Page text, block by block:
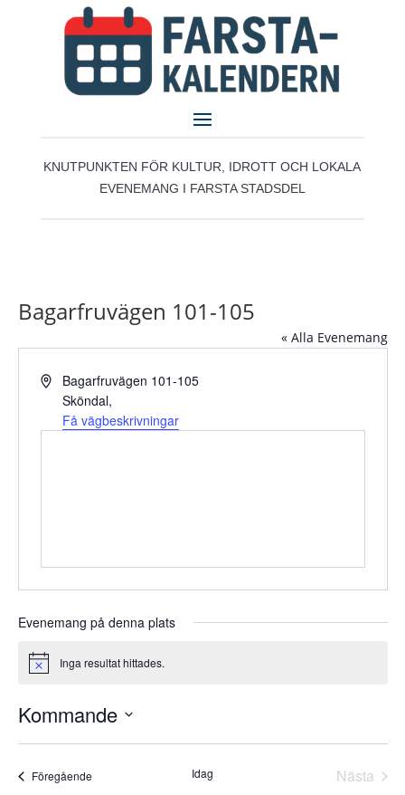
KNUTPUNKTEN FÖR KULTUR, IDROTT OCH LOKALA
EVENEMANG I FARSTA STADSDEL
Bagarfruvägen 101-105
« Alla Evenemang
AdressBagarfruvägen 101-105
Sköndal,
Få vägbeskrivningar
Evenemang på denna plats
Notice Inga resultat hittades.
Kommande
FöregåendeEvenemang Idag
Nästa